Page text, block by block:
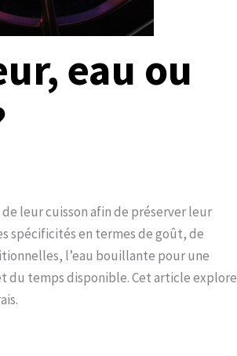
eau ou
leur cuisson afin de préserver leur
spécificités en termes de goût, de
l’eau bouillante pour une
du temps disponible. Cet article explore